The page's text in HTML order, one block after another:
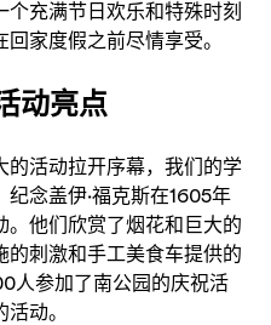
充满节日欢乐和特殊时刻
家度假之前尽情享受。
动亮点
的活动拉开序幕，我们的学
念盖伊·福克斯在1605年
。他们欣赏了烟花和巨大的
的刺激和手工美食车提供的
人参加了南公园的庆祝活
动。